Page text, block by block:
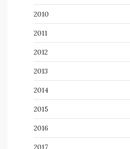
2010
2011
2012
2013
2014
2015
2016
2017